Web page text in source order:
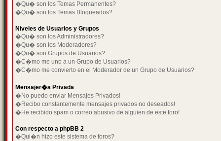
�Qu� son los Temas Permanentes?
�Qu� son los Temas Bloqueados?
Niveles de Usuarios y Grupos
�Qu� son los Administradores?
�Qu� son los Moderadores?
�Qu� son Grupos de Usuarios?
�C�mo me uno a un Grupo de Usuarios?
�C�mo me convierto en el Moderador de un Grupo de Usuarios?
Mensajer�a Privada
�No puedo enviar Mensajes Privados!
�Recibo constantemente mensajes privados no deseados!
�He recibido spam o correo abusivo de alguien de este foro!
Con respecto a phpBB 2
�Qui�n hizo este sistema de foros?